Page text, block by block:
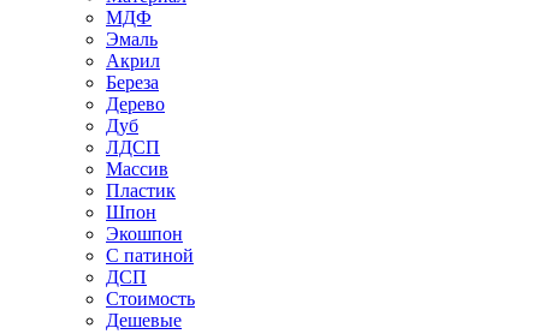
МДФ
Эмаль
Акрил
Береза
Дерево
Дуб
ЛДСП
Массив
Пластик
Шпон
Экошпон
С патиной
ДСП
Стоимость
Дешевые